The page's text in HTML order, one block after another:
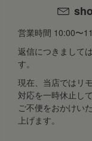
営業時間 10:00〜
返信につきまして
す。
現在、当店ではリ
対応を一時休止し
ご不便をおかけい
上げます。